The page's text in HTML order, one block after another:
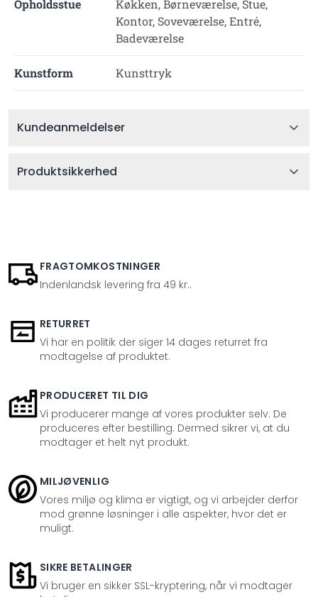
Opholdsstue
Køkken, Børneværelse, Stue,
Kontor, Soveværelse, Entré,
Badeværelse
Kunstform Kunsttryk
Kundeanmeldelser
Produktsikkerhed
FRAGTOMKOSTNINGER
Indenlandsk levering fra 49 kr..
RETURRET
Vi har en politik der siger 14 dages returret fra
modtagelse af produktet.
PRODUCERET TIL DIG
Vi producerer mange af vores produkter selv. De
produceres efter bestilling. Dermed sikrer vi, at du
modtager et helt nyt produkt.
MILJØVENLIG
Vores miljø og klima er vigtigt, og vi arbejder derfor
mod grønne løsninger i alle aspekter, hvor det er
muligt.
SIKRE BETALINGER
Vi bruger en sikker SSL-kryptering, når vi modtager